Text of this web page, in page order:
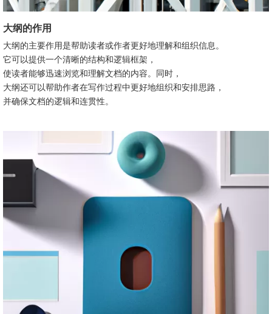
大纲的作用
大纲的主要作用是帮助读者或作者更好地理解和组织信息。
它可以提供一个清晰的结构和逻辑框架，
使读者能够迅速浏览和理解文档的内容。同时，
大纲还可以帮助作者在写作过程中更好地组织和安排思路，
并确保文档的逻辑和连贯性。